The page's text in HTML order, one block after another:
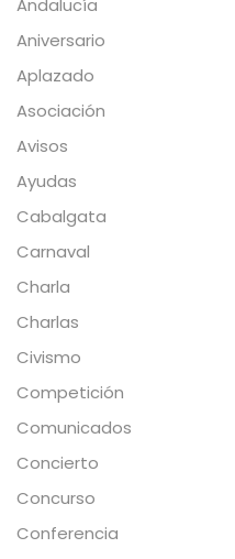
Andalucía
Aniversario
Aplazado
Asociación
Avisos
Ayudas
Cabalgata
Carnaval
Charla
Charlas
Civismo
Competición
Comunicados
Concierto
Concurso
Conferencia